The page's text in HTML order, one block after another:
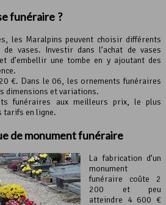
funéraire ?
les Maralpins peuvent choisir différents
vases. Investir dans l’achat de vases
d’embellir une tombe en y ajoutant des
€. Dans le 06, les ornements funéraires
dimensions et variations.
funéraires aux meilleurs prix, le plus
tarifs en ligne.
de monument funéraire
La fabrication d’un
monument
funéraire coûte 2
200 et peu
atteindre 4 600 €